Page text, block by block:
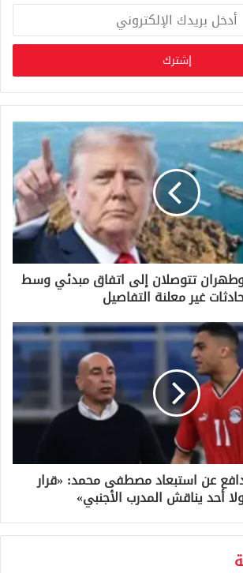
تتوصلان إلى اتفاق مبدئي وسط
غير معلنة التفاصيل
عن استبعاد مصطفى محمد: «قرار
أحد يناقش المدرب الأجنبي»